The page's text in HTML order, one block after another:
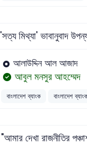
'সত্য মিথ্যা' ভাবানুবাদ
আলাউদ্দিন আল আজাদ
আবুল মনসুর আহম্মেদ
বাংলাদেশ ব্যাংক বাংলাদেশ
"আমার দেখা রাজনীতির